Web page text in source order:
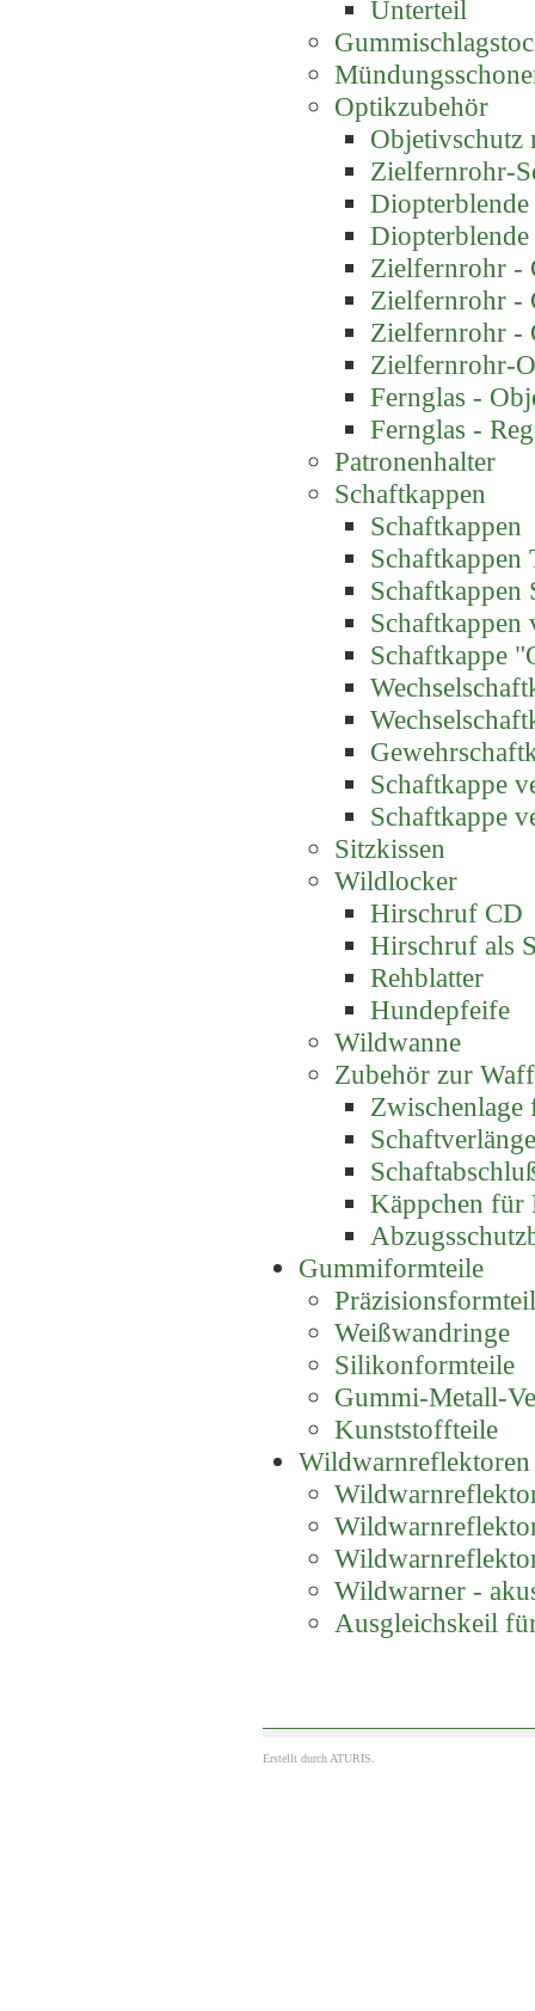
Unterteil
Optikzubehör
Zielfernrohr-
Diopterblende
Zielfernrohr -
Zielfernrohr -
Zielfernrohr -
Zielfernrohr-
Fernglas -
Fernglas -
Patronenhalter
Schaftkappen
Schaftkappen
Schaftkappen
Schaftkappen
Schaftkappen
Schaftkappe
Schaftkappe
Schaftkappe
Sitzkissen
Wildlocker
Hirschruf CD
Hirschruf als
Rehblatter
Hundepfeife
Wildwanne
Zubehör zur
Käppchen für
Gummiformteile
Weißwandringe
Silikonformteile
Gummi-Metall-
Kunststoffteile
Wildwarnreflektoren
Wildwarner -
Ausgleichskeil
Erstellt durch ATURIS.